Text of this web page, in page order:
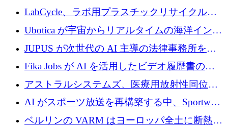
でエンタープライズ ソフトウェアの開発を倍
LabCycle、ラボ用プラスチックリサイクルシ
ステムを商業化し、焼却廃棄物を削減するた
めに43万ポンドを確保
Ubotica が宇宙からリアルタイムの海洋インテ
リジェンスを拡張するために 1,100 万ドルを
JUPUS が次世代の AI 主導の法律事務所を強
化するために 1,300 万ユーロを調達
Fika Jobs が AI を活用したビデオ履歴書のた
めに 400 万ドルを調達
アストラルシステムズ、医療用放射性同位元
素の世界的な不足に対処するために2,300万ポ
ンドを調達
AI がスポーツ放送を再構築する中、Sportway
が 2,000 万ユーロを調達
ベルリンの VARM はヨーロッパ全土に断熱材